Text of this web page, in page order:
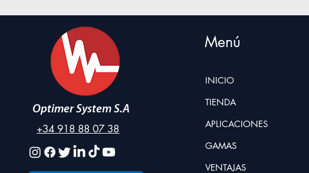
Optimer System S.A
+34 918 88 07 38
Menú
INICIO
TIENDA
APLICACIONES
GAMAS
VENTAJAS